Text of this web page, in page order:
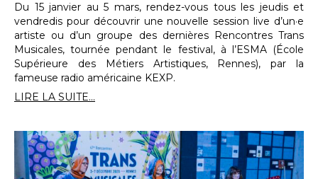
Du 15 janvier au 5 mars, rendez-vous tous les jeudis et
vendredis pour découvrir une nouvelle session live d’un·e
artiste ou d’un groupe des dernières Rencontres Trans
Musicales, tournée pendant le festival, à l’ESMA (École
Supérieure des Métiers Artistiques, Rennes), par la
fameuse radio américaine KEXP.
LIRE LA SUITE...